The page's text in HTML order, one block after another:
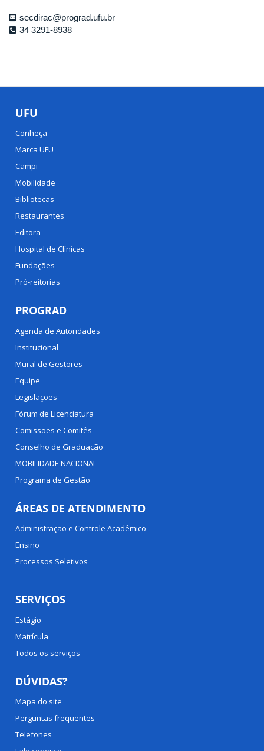
secdirac@prograd.ufu.br
34 3291-8938
UFU
Conheça
Marca UFU
Campi
Mobilidade
Bibliotecas
Restaurantes
Editora
Hospital de Clínicas
Fundações
Pró-reitorias
PROGRAD
Agenda de Autoridades
Institucional
Mural de Gestores
Equipe
Legislações
Fórum de Licenciatura
Comissões e Comitês
Conselho de Graduação
MOBILIDADE NACIONAL
Programa de Gestão
ÁREAS DE ATENDIMENTO
Administração e Controle Acadêmico
Ensino
Processos Seletivos
SERVIÇOS
Estágio
Matrícula
Todos os serviços
DÚVIDAS?
Mapa do site
Perguntas frequentes
Telefones